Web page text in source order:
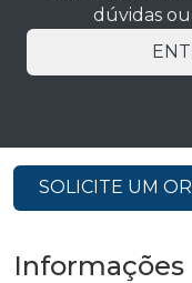
dúvidas
SOLICITE UM
Informações